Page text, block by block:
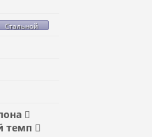
Стальной
темп